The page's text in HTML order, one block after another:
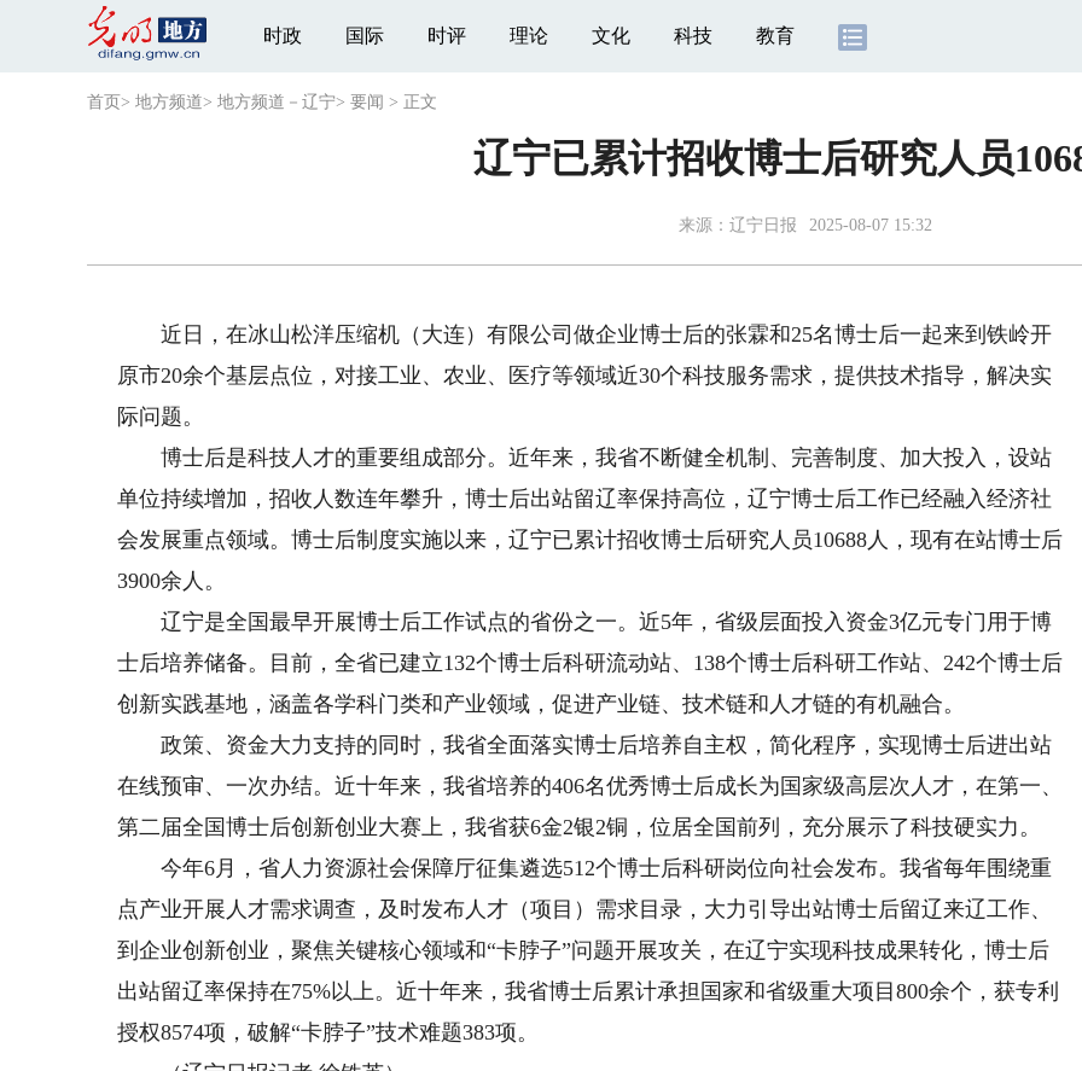
时政 国际 时评 理论 文化 科技 教育
首页 > 地方频道> 地方频道－辽宁> 要闻 > 正文
辽宁已累计招收博士后研究人员
来源： 辽宁日报 2025-08-07 15:32
近日，在冰山松洋压缩机（大连）有限公司做企业博士后的张霖和25名博士后一起来到铁岭开
原市20余个基层点位，对接工业、农业、医疗等领域近30个科技服务需求，提供技术指导，解决实
际问题。
博士后是科技人才的重要组成部分。近年来，我省不断健全机制、完善制度、加大投入，设站
单位持续增加，招收人数连年攀升，博士后出站留辽率保持高位，辽宁博士后工作已经融入经济社
会发展重点领域。博士后制度实施以来，辽宁已累计招收博士后研究人员10688人，现有在站博士后
3900余人。
辽宁是全国最早开展博士后工作试点的省份之一。近5年，省级层面投入资金3亿元专门用于博
士后培养储备。目前，全省已建立132个博士后科研流动站、138个博士后科研工作站、242个博士后
创新实践基地，涵盖各学科门类和产业领域，促进产业链、技术链和人才链的有机融合。
政策、资金大力支持的同时，我省全面落实博士后培养自主权，简化程序，实现博士后进出站
在线预审、一次办结。近十年来，我省培养的406名优秀博士后成长为国家级高层次人才，在第一、
第二届全国博士后创新创业大赛上，我省获6金2银2铜，位居全国前列，充分展示了科技硬实力。
今年6月，省人力资源社会保障厅征集遴选512个博士后科研岗位向社会发布。我省每年围绕重
点产业开展人才需求调查，及时发布人才（项目）需求目录，大力引导出站博士后留辽来辽工作、
到企业创新创业，聚焦关键核心领域和“卡脖子”问题开展攻关，在辽宁实现科技成果转化，博士后
出站留辽率保持在75%以上。近十年来，我省博士后累计承担国家和省级重大项目800余个，获专利
授权8574项，破解“卡脖子”技术难题383项。